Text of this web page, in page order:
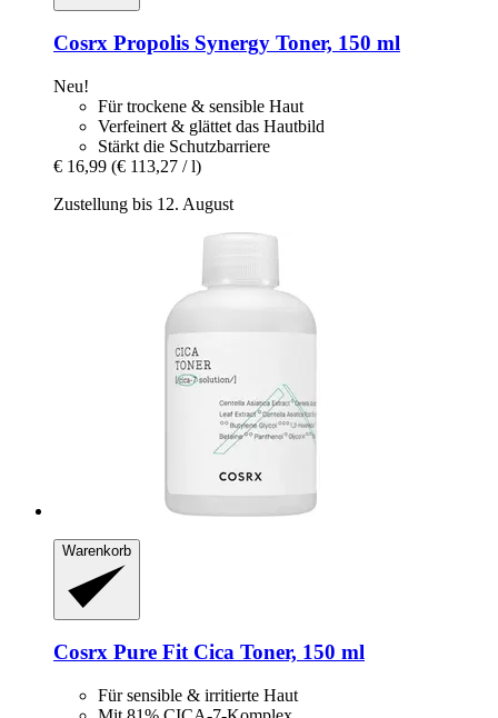
Cosrx Propolis Synergy Toner, 150 ml
Neu!
Für trockene & sensible Haut
Verfeinert & glättet das Hautbild
Stärkt die Schutzbarriere
€ 16,99 (€ 113,27 / l)
Zustellung bis 12. August
Warenkorb
Cosrx Pure Fit Cica Toner, 150 ml
Für sensible & irritierte Haut